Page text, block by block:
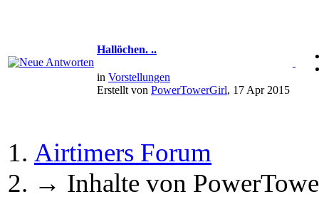
Hallöchen. ..
in Vorstellungen
Erstellt von PowerTowerGirl, 17 Apr 2015
Airtimers Forum
→ Inhalte von